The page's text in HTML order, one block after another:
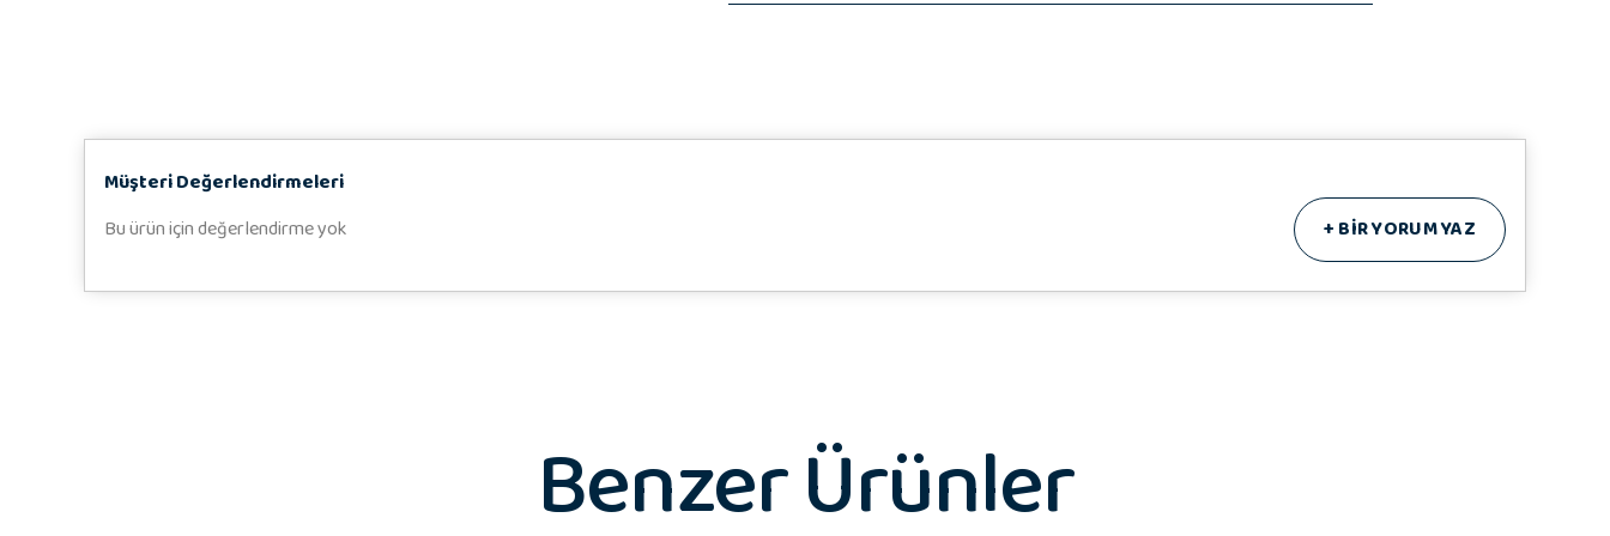
Müşteri Değerlendirmeleri
Bu ürün için değerlendirme yok
+BİR YORUM YAZ
Benzer Ürünler